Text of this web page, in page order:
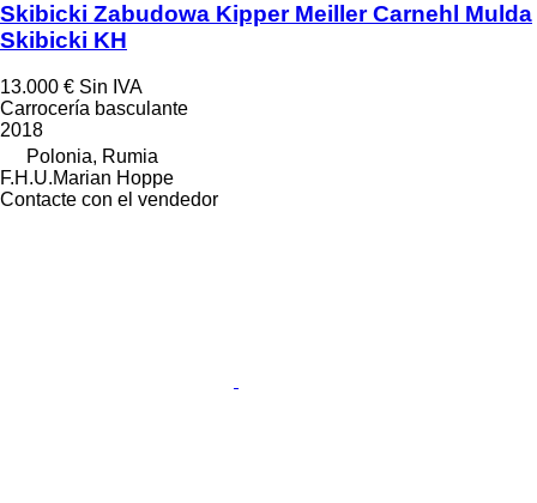
Skibicki Zabudowa Kipper Meiller Carnehl Mulda
Skibicki KH
13.000 € Sin IVA
Carrocería basculante
2018
Polonia, Rumia
F.H.U.Marian Hoppe
Contacte con el vendedor